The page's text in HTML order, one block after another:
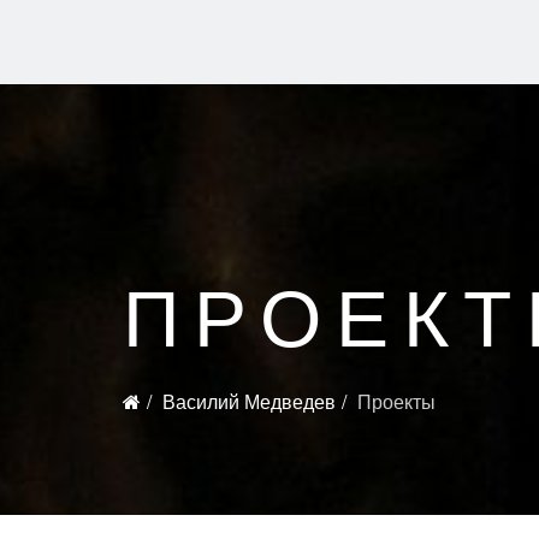
Василий Медведев Проекты